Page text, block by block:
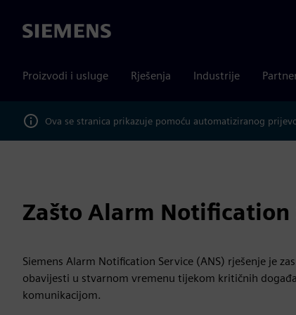
Siemens
Proizvodi i usluge Rješenja Industrije
Ova se stranica prikazuje pomoću automatiziranog
Zašto Alarm Notification
Siemens Alarm Notification Service (ANS) rješenje je
obavijesti u stvarnom vremenu tijekom kritičnih
komunikacijom.